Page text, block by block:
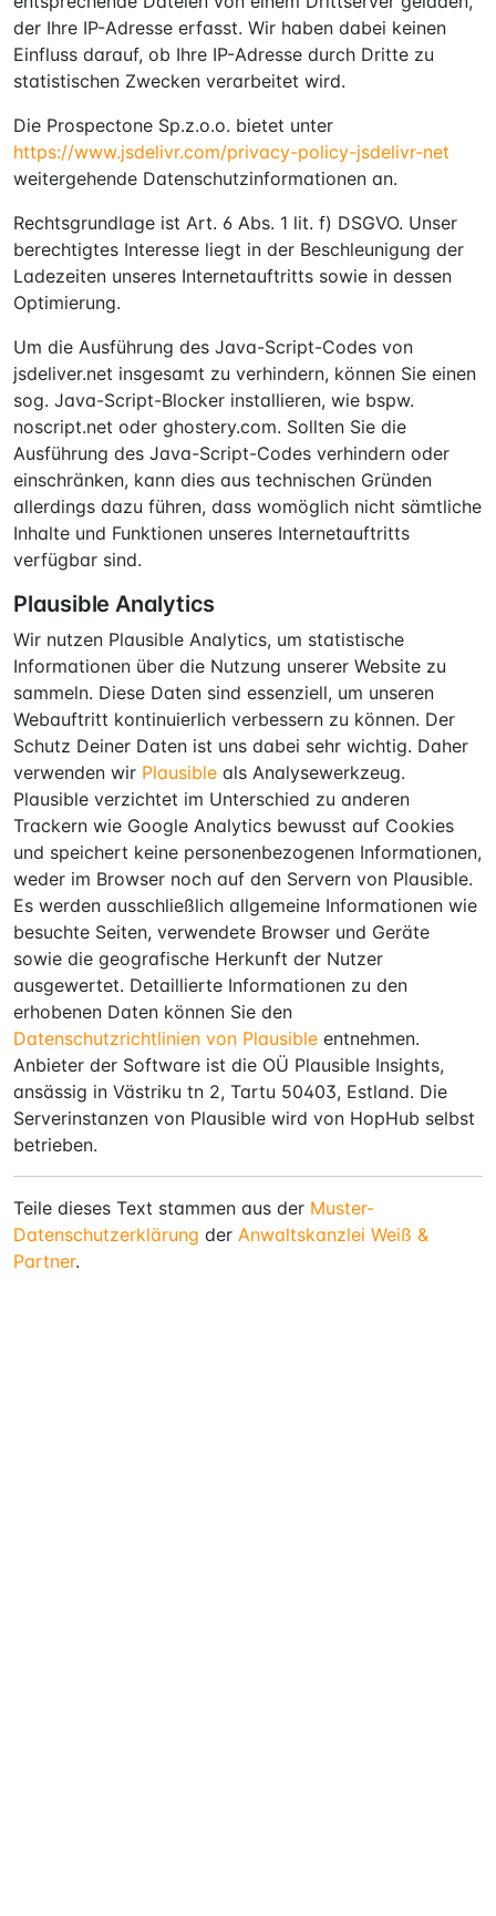
der Ihre IP-Adresse erfasst. Wir haben dabei keinen
Einfluss darauf, ob Ihre IP-Adresse durch Dritte zu
statistischen Zwecken verarbeitet wird.
Die Prospectone Sp.z.o.o. bietet unter
https://www.jsdelivr.com/privacy-policy-jsdelivr-net
weitergehende Datenschutzinformationen an.
Rechtsgrundlage ist Art. 6 Abs. 1 lit. f) DSGVO. Unser
berechtigtes Interesse liegt in der Beschleunigung der
Ladezeiten unseres Internetauftritts sowie in dessen
Optimierung.
Um die Ausführung des Java-Script-Codes von
jsdeliver.net insgesamt zu verhindern, können Sie einen
sog. Java-Script-Blocker installieren, wie bspw.
noscript.net oder ghostery.com. Sollten Sie die
Ausführung des Java-Script-Codes verhindern oder
einschränken, kann dies aus technischen Gründen
allerdings dazu führen, dass womöglich nicht sämtliche
Inhalte und Funktionen unseres Internetauftritts
verfügbar sind.
Plausible Analytics
Wir nutzen Plausible Analytics, um statistische
Informationen über die Nutzung unserer Website zu
sammeln. Diese Daten sind essenziell, um unseren
Webauftritt kontinuierlich verbessern zu können. Der
Schutz Deiner Daten ist uns dabei sehr wichtig. Daher
verwenden wir Plausible als Analysewerkzeug.
Plausible verzichtet im Unterschied zu anderen
Trackern wie Google Analytics bewusst auf Cookies
und speichert keine personenbezogenen Informationen,
weder im Browser noch auf den Servern von Plausible.
Es werden ausschließlich allgemeine Informationen wie
besuchte Seiten, verwendete Browser und Geräte
sowie die geografische Herkunft der Nutzer
ausgewertet. Detaillierte Informationen zu den
erhobenen Daten können Sie den
Datenschutzrichtlinien von Plausible entnehmen.
Anbieter der Software ist die OÜ Plausible Insights,
ansässig in Västriku tn 2, Tartu 50403, Estland. Die
Serverinstanzen von Plausible wird von HopHub selbst
betrieben.
Teile dieses Text stammen aus der Muster-
Datenschutzerklärung der Anwaltskanzlei Weiß &
Partner.